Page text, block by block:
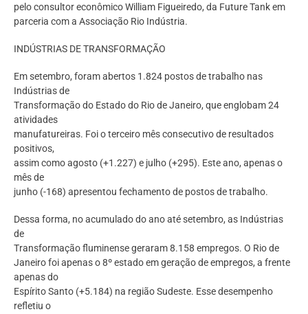
pelo consultor econômico William Figueiredo, da Future Tank em
parceria com a Associação Rio Indústria.
INDÚSTRIAS DE TRANSFORMAÇÃO
Em setembro, foram abertos 1.824 postos de trabalho nas
Indústrias de
Transformação do Estado do Rio de Janeiro, que englobam 24
atividades
manufatureiras. Foi o terceiro mês consecutivo de resultados
positivos,
assim como agosto (+1.227) e julho (+295). Este ano, apenas o
mês de
junho (-168) apresentou fechamento de postos de trabalho.
Dessa forma, no acumulado do ano até setembro, as Indústrias
de
Transformação fluminense geraram 8.158 empregos. O Rio de
Janeiro foi apenas o 8º estado em geração de empregos, a frente
apenas do
Espírito Santo (+5.184) na região Sudeste. Esse desempenho
refletiu o